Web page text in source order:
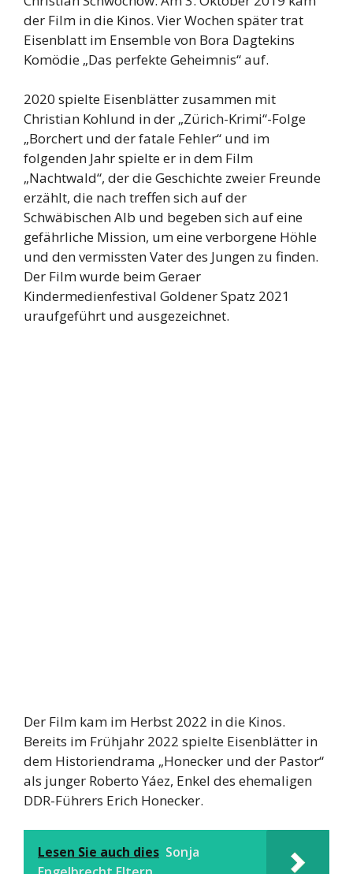
der Film in die Kinos. Vier Wochen später trat
Eisenblatt im Ensemble von Bora Dagtekins
Komödie „Das perfekte Geheimnis“ auf.
2020 spielte Eisenblätter zusammen mit
Christian Kohlund in der „Zürich-Krimi“-Folge
„Borchert und der fatale Fehler“ und im
folgenden Jahr spielte er in dem Film
„Nachtwald“, der die Geschichte zweier Freunde
erzählt, die nach treffen sich auf der
Schwäbischen Alb und begeben sich auf eine
gefährliche Mission, um eine verborgene Höhle
und den vermissten Vater des Jungen zu finden.
Der Film wurde beim Geraer
Kindermedienfestival Goldener Spatz 2021
uraufgeführt und ausgezeichnet.
Der Film kam im Herbst 2022 in die Kinos.
Bereits im Frühjahr 2022 spielte Eisenblätter in
dem Historiendrama „Honecker und der Pastor“
als junger Roberto Yáez, Enkel des ehemaligen
DDR-Führers Erich Honecker.
Lesen Sie auch dies Sonja